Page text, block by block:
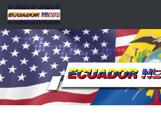
Saltar al contenido